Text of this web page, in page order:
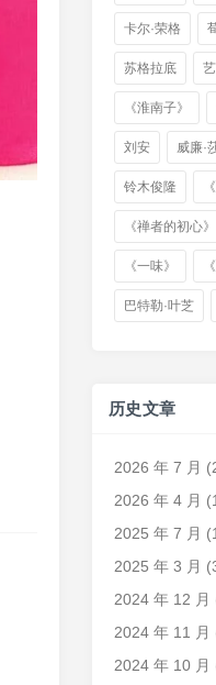
卡尔·荣格
苏格拉底
《淮南子》
刘安 威廉·
铃木俊隆
《禅者的初心》
《一味》
巴特勒·叶芝
历史文章
2026 年 7 月
2026 年 4 月
2025 年 7 月
2025 年 3 月
2024 年 12 月
2024 年 11 月
2024 年 10 月